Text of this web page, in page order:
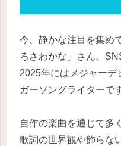
今、静かな注目を集め
ろさわかな」さん。
2025年にはメジャーデ
ガーソングライターで
自作の楽曲を通じて多
歌詞の世界観や飾らな